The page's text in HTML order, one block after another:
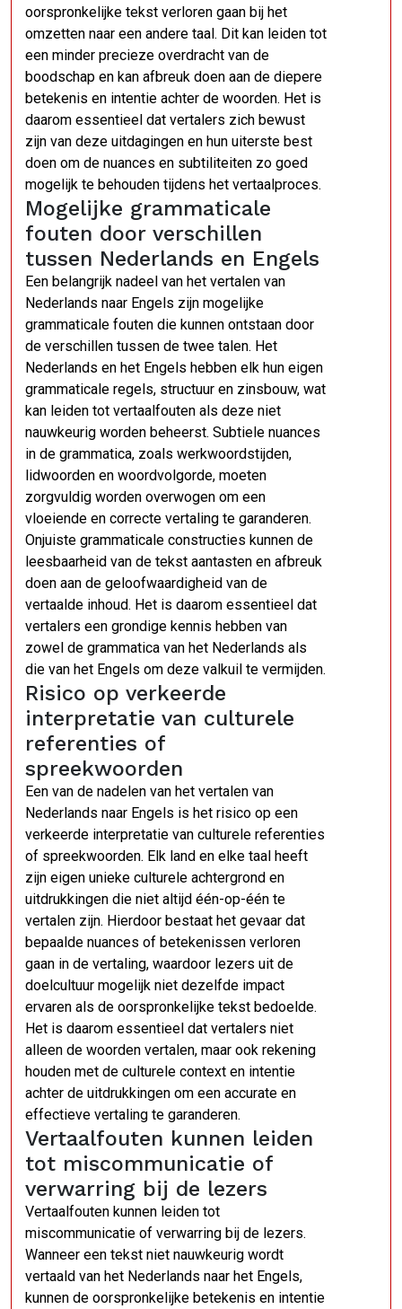
oorspronkelijke tekst verloren gaan bij het
omzetten naar een andere taal. Dit kan leiden tot
een minder precieze overdracht van de
boodschap en kan afbreuk doen aan de diepere
betekenis en intentie achter de woorden. Het is
daarom essentieel dat vertalers zich bewust
zijn van deze uitdagingen en hun uiterste best
doen om de nuances en subtiliteiten zo goed
mogelijk te behouden tijdens het vertaalproces.
Mogelijke grammaticale
fouten door verschillen
tussen Nederlands en Engels
Een belangrijk nadeel van het vertalen van
Nederlands naar Engels zijn mogelijke
grammaticale fouten die kunnen ontstaan door
de verschillen tussen de twee talen. Het
Nederlands en het Engels hebben elk hun eigen
grammaticale regels, structuur en zinsbouw, wat
kan leiden tot vertaalfouten als deze niet
nauwkeurig worden beheerst. Subtiele nuances
in de grammatica, zoals werkwoordstijden,
lidwoorden en woordvolgorde, moeten
zorgvuldig worden overwogen om een
vloeiende en correcte vertaling te garanderen.
Onjuiste grammaticale constructies kunnen de
leesbaarheid van de tekst aantasten en afbreuk
doen aan de geloofwaardigheid van de
vertaalde inhoud. Het is daarom essentieel dat
vertalers een grondige kennis hebben van
zowel de grammatica van het Nederlands als
die van het Engels om deze valkuil te vermijden.
Risico op verkeerde
interpretatie van culturele
referenties of
spreekwoorden
Een van de nadelen van het vertalen van
Nederlands naar Engels is het risico op een
verkeerde interpretatie van culturele referenties
of spreekwoorden. Elk land en elke taal heeft
zijn eigen unieke culturele achtergrond en
uitdrukkingen die niet altijd één-op-één te
vertalen zijn. Hierdoor bestaat het gevaar dat
bepaalde nuances of betekenissen verloren
gaan in de vertaling, waardoor lezers uit de
doelcultuur mogelijk niet dezelfde impact
ervaren als de oorspronkelijke tekst bedoelde.
Het is daarom essentieel dat vertalers niet
alleen de woorden vertalen, maar ook rekening
houden met de culturele context en intentie
achter de uitdrukkingen om een accurate en
effectieve vertaling te garanderen.
Vertaalfouten kunnen leiden
tot miscommunicatie of
verwarring bij de lezers
Vertaalfouten kunnen leiden tot
miscommunicatie of verwarring bij de lezers.
Wanneer een tekst niet nauwkeurig wordt
vertaald van het Nederlands naar het Engels,
kunnen de oorspronkelijke betekenis en intentie